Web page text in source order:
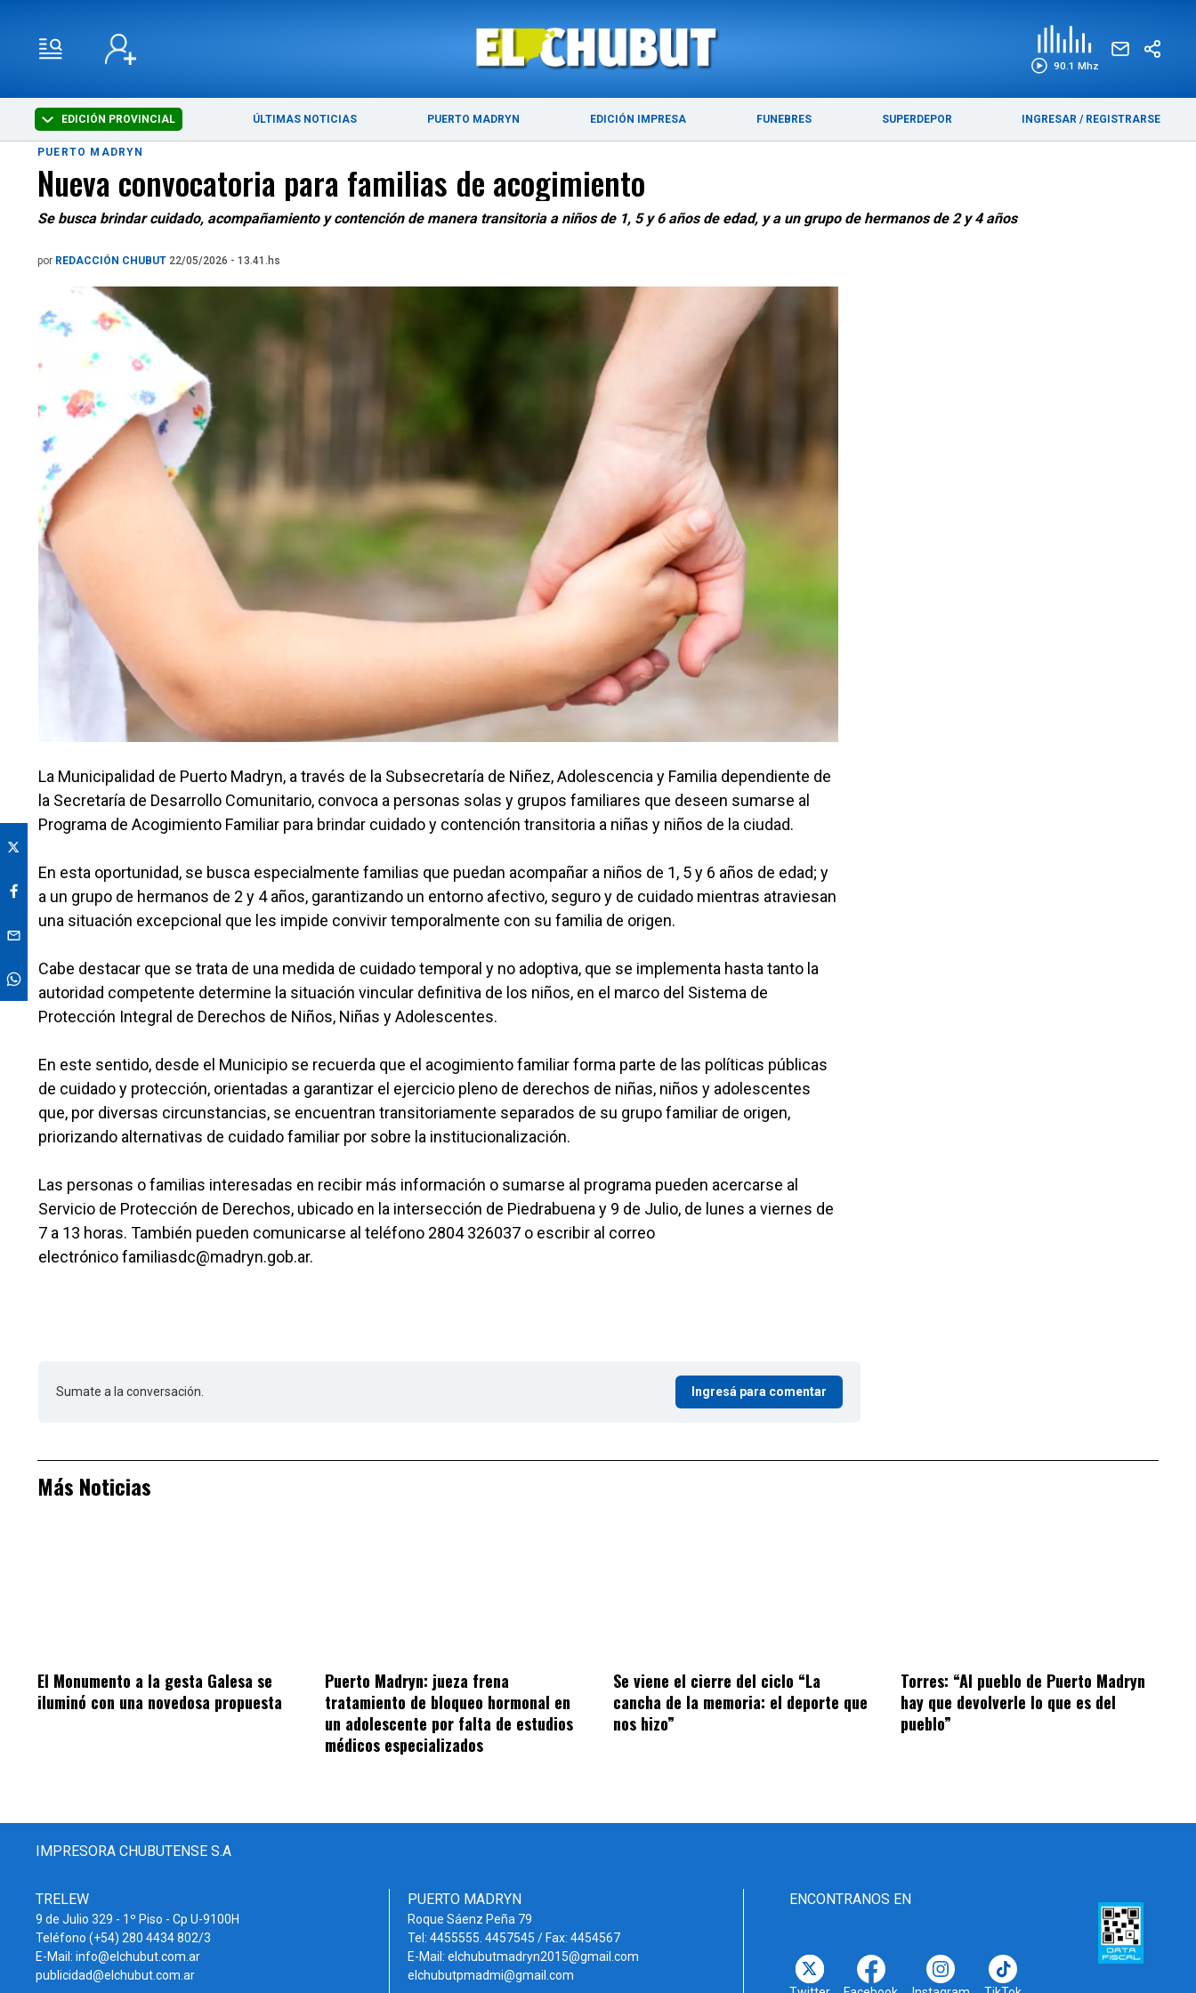
90.1 Mhz
EDICIÓN PROVINCIAL ÚLTIMAS NOTICIAS PUERTO MADRYN EDICIÓN IMPRESA FUNEBRES SUPERDEPOR INGRESAR / REGISTRARSE
ÚLTIMAS NOTICIAS PUERTO MADRYN
PUERTO MADRYN
Nueva convocatoria para familias de acogimiento
Se busca brindar cuidado, acompañamiento y contención de manera transitoria a niños de 1, 5 y 6 años de edad, y a un grupo de hermanos de 2 y 4 años
por REDACCIÓN CHUBUT 22/05/2026 - 13.41.hs
La Municipalidad de Puerto Madryn, a través de la Subsecretaría de Niñez, Adolescencia y Familia dependiente de
la Secretaría de Desarrollo Comunitario, convoca a personas solas y grupos familiares que deseen sumarse al
Programa de Acogimiento Familiar para brindar cuidado y contención transitoria a niñas y niños de la ciudad.
En esta oportunidad, se busca especialmente familias que puedan acompañar a niños de 1, 5 y 6 años de edad; y
a un grupo de hermanos de 2 y 4 años, garantizando un entorno afectivo, seguro y de cuidado mientras atraviesan
una situación excepcional que les impide convivir temporalmente con su familia de origen.
Cabe destacar que se trata de una medida de cuidado temporal y no adoptiva, que se implementa hasta tanto la
autoridad competente determine la situación vincular definitiva de los niños, en el marco del Sistema de
Protección Integral de Derechos de Niños, Niñas y Adolescentes.
En este sentido, desde el Municipio se recuerda que el acogimiento familiar forma parte de las políticas públicas
de cuidado y protección, orientadas a garantizar el ejercicio pleno de derechos de niñas, niños y adolescentes
que, por diversas circunstancias, se encuentran transitoriamente separados de su grupo familiar de origen,
priorizando alternativas de cuidado familiar por sobre la institucionalización.
Las personas o familias interesadas en recibir más información o sumarse al programa pueden acercarse al
Servicio de Protección de Derechos, ubicado en la intersección de Piedrabuena y 9 de Julio, de lunes a viernes de
7 a 13 horas. También pueden comunicarse al teléfono 2804 326037 o escribir al correo
electrónico familiasdc@madryn.gob.ar.
Sumate a la conversación. Ingresá para comentar
Más Noticias
El Monumento a la gesta Galesa se
iluminó con una novedosa propuesta
Puerto Madryn: jueza frena
tratamiento de bloqueo hormonal en
un adolescente por falta de estudios
médicos especializados
Se viene el cierre del ciclo “La
cancha de la memoria: el deporte que
nos hizo”
Torres: “Al pueblo de Puerto Madryn
hay que devolverle lo que es del
pueblo”
IMPRESORA CHUBUTENSE S.A
TRELEW
9 de Julio 329 - 1º Piso - Cp U-9100H
Teléfono (+54) 280 4434 802/3
E-Mail: info@elchubut.com.ar
publicidad@elchubut.com.ar
PUERTO MADRYN
Roque Sáenz Peña 79
Tel: 4455555. 4457545 / Fax: 4454567
E-Mail: elchubutmadryn2015@gmail.com
elchubutpmadmi@gmail.com
ENCONTRANOS EN